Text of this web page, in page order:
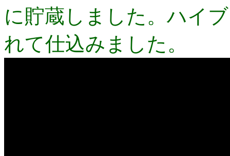
に貯蔵しました。ハイ
れて仕込みました。